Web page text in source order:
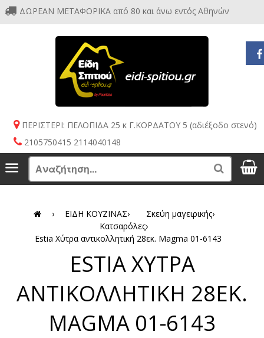
ΔΩΡΕΑΝ ΜΕΤΑΦΟΡΙΚΑ από 80 και άνω εντός Αθηνών
ΠΕΡΙΣΤΕΡΙ: ΠΕΛΟΠΙΔΑ 25 κ Γ.ΚΟΡΔΑΤΟΥ 5 (αδιέξοδο στενό)
2105750415 2114040148
Menu Search
› ΕΙΔΗ ΚΟΥΖΙΝΑΣ› Σκεύη μαγειρικής›
Κατσαρόλες›
Estia Χύτρα αντικολλητική 28εκ. Magma 01-6143
ESTIA ΧΥΤΡΑ
ΑΝΤΙΚΟΛΛΗΤΙΚΗ 28ΕΚ.
MAGMA 01-6143